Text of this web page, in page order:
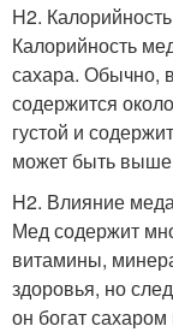
H2.
Калорийность
сахара. Обычно,
содержится
густой и
может быть
H2. Влияние
Мед содержит
витамины,
здоровья, но
он богат